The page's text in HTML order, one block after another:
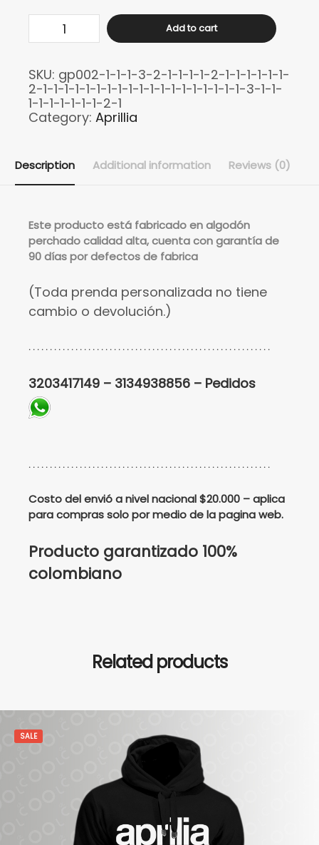
Aprilia
ITLY
quantity
Add to cart
SKU: gp002-1-1-1-3-2-1-1-1-1-2-1-1-1-1-1-1-
2-1-1-1-1-1-1-1-1-1-1-1-1-1-1-1-1-1-1-1-3-1-1-
1-1-1-1-1-1-1-2-1
Category: Aprillia
Description Additional information Reviews (0)
Esteproducto está fabricado en algodón
perchado calidad alta, cuenta con garantía de
90 días por defectos de fabrica
(Toda prenda personalizada no tiene
cambio o devolución.)
. . . . . . . . . . . . . . . . . . . . . . . . . . . . . . . . . . . . . . . . . . . . . . . . . . . . . . . . .
3203417149 – 3134938856 – Pedidos
. . . . . . . . . . . . . . . . . . . . . . . . . . . . . . . . . . . . . . . . . . . . . . . . . . . . . . . . .
Costo del envió a nivel nacional $20.000 – aplica
para compras solo por medio de la pagina web.
Producto garantizado 100%
colombiano
Related products
SALE